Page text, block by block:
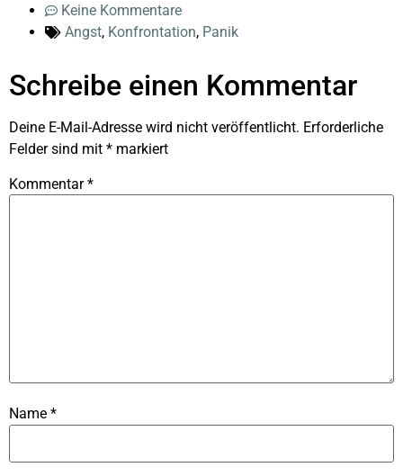
Keine Kommentare
Angst, Konfrontation, Panik
Schreibe einen Kommentar
Deine E-Mail-Adresse wird nicht veröffentlicht. Erforderliche
Felder sind mit * markiert
Kommentar*
Name *